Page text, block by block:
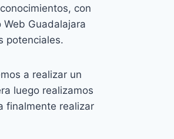
con
Guadalajara
potenciales.
a realizar un
luego realizamos
finalmente realizar